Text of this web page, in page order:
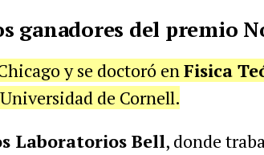
ganadores del premio
y se doctoró enFisica
de Cornell.
Laboratorios Bell, donde